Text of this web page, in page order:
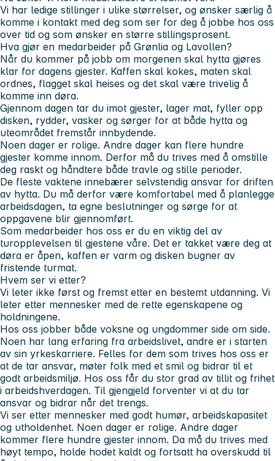
Vi har ledige stillinger i ulike størrelser, og ønsker særlig å
komme i kontakt med deg som ser for deg å jobbe hos oss
over tid og som ønsker en større stillingsprosent.
Hva gjør en medarbeider på Grønlia og Lavollen?
Når du kommer på jobb om morgenen skal hytta gjøres
klar for dagens gjester. Kaffen skal kokes, maten skal
ordnes, flagget skal heises og det skal være trivelig å
komme inn døra.
Gjennom dagen tar du imot gjester, lager mat, fyller opp
disken, rydder, vasker og sørger for at både hytta og
uteområdet fremstår innbydende.
Noen dager er rolige. Andre dager kan flere hundre
gjester komme innom. Derfor må du trives med å omstille
deg raskt og håndtere både travle og stille perioder.
De fleste vaktene innebærer selvstendig ansvar for driften
av hytta. Du må derfor være komfortabel med å planlegge
arbeidsdagen, ta egne beslutninger og sørge for at
oppgavene blir gjennomført.
Som medarbeider hos oss er du en viktig del av
turopplevelsen til gjestene våre. Det er takket være deg at
døra er åpen, kaffen er varm og disken bugner av
fristende turmat.
Hvem ser vi etter?
Vi leter ikke først og fremst etter en bestemt utdanning. Vi
leter etter mennesker med de rette egenskapene og
holdningene.
Hos oss jobber både voksne og ungdommer side om side.
Noen har lang erfaring fra arbeidslivet, andre er i starten
av sin yrkeskarriere. Felles for dem som trives hos oss er
at de tar ansvar, møter folk med et smil og bidrar til et
godt arbeidsmiljø. Hos oss får du stor grad av tillit og frihet
i arbeidshverdagen. Til gjengjeld forventer vi at du tar
ansvar og bidrar når det trengs.
Vi ser etter mennesker med godt humør, arbeidskapasitet
og utholdenhet. Noen dager er rolige. Andre dager
kommer flere hundre gjester innom. Da må du trives med
høyt tempo, holde hodet kaldt og fortsatt ha overskudd til